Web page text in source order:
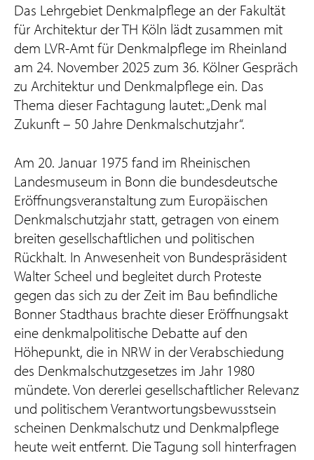
Das Lehrgebiet Denkmalpflege an der Fakultät
für Architektur der TH Köln lädt zusammen mit
dem LVR-Amt für Denkmalpflege im Rheinland
am 24. November 2025 zum 36. Kölner Gespräch
zu Architektur und Denkmalpflege ein. Das
Thema dieser Fachtagung lautet: „Denk mal
Zukunft – 50 Jahre Denkmalschutzjahr“.
Am 20. Januar 1975 fand im Rheinischen
Landesmuseum in Bonn die bundesdeutsche
Eröffnungsveranstaltung zum Europäischen
Denkmalschutzjahr statt, getragen von einem
breiten gesellschaftlichen und politischen
Rückhalt. In Anwesenheit von Bundespräsident
Walter Scheel und begleitet durch Proteste
gegen das sich zu der Zeit im Bau befindliche
Bonner Stadthaus brachte dieser Eröffnungsakt
eine denkmalpolitische Debatte auf den
Höhepunkt, die in NRW in der Verabschiedung
des Denkmalschutzgesetzes im Jahr 1980
mündete. Von dererlei gesellschaftlicher Relevanz
und politischem Verantwortungsbewusstsein
scheinen Denkmalschutz und Denkmalpflege
heute weit entfernt. Die Tagung soll hinterfragen